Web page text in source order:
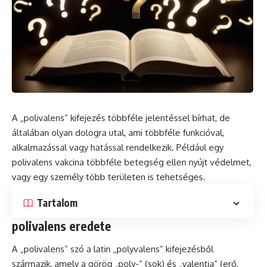
A „polivalens” kifejezés többféle jelentéssel bírhat, de
általában olyan dologra utal, ami többféle funkcióval,
alkalmazással vagy hatással rendelkezik. Például egy
polivalens vakcina többféle betegség ellen nyújt védelmet,
vagy egy személy több területen is tehetséges.
Tartalom
polivalens eredete
A „polivalens” szó a latin „polyvalens” kifejezésből
származik, amely a görög „poly-” (sok) és „valentia” (erő,